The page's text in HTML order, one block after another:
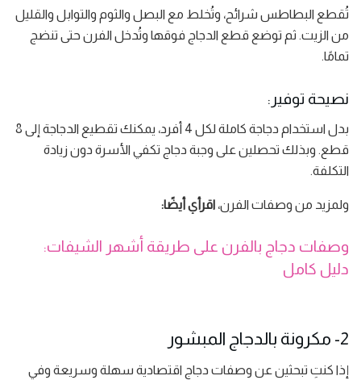
تُقطع البطاطس شرائح، وتُخلط مع البصل والثوم والتوابل والقليل
من الزيت. ثم توضع قطع الدجاج فوقها وتُدخل الفرن حتى تنضج
تمامًا.
نصيحة توفير:
بدل استخدام دجاجة كاملة لكل 4 أفرد، يمكنك تقطيع الدجاجة إلى 8
قطع. وبذلك تحصلين على وجبة دجاج تكفي الأسرة دون زيادة
التكلفة.
ولمزيد من وصفات الفرن، اقرأي أيضًا:
وصفات دجاج بالفرن على طريقة أشهر الشيفات:
دليل كامل
2- مكرونة بالدجاج المبشور
إذا كنتِ تبحثين عن وصفات دجاج اقتصادية سهلة وسريعة وفي